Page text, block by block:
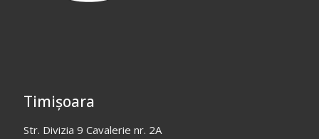
Timișoara
Str. Divizia 9 Cavalerie nr. 2A